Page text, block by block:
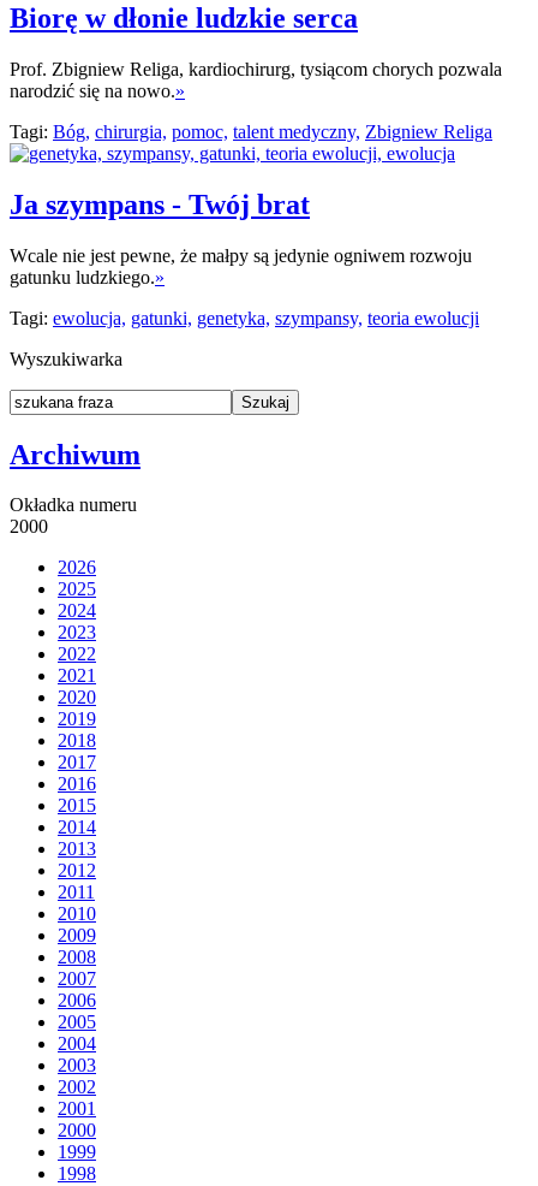
Biorę w dłonie ludzkie serca
Prof. Zbigniew Religa, kardiochirurg, tysiącom chorych pozwala
narodzić się na nowo.»
Tagi: Bóg, chirurgia, pomoc, talent medyczny, Zbigniew Religa
Ja szympans - Twój brat
Wcale nie jest pewne, że małpy są jedynie ogniwem rozwoju
gatunku ludzkiego.»
Tagi: ewolucja, gatunki, genetyka, szympansy, teoria ewolucji
Wyszukiwarka
Archiwum
Okładka numeru
2000
2026
2025
2024
2023
2022
2021
2020
2019
2018
2017
2016
2015
2014
2013
2012
2011
2010
2009
2008
2007
2006
2005
2004
2003
2002
2001
2000
1999
1998